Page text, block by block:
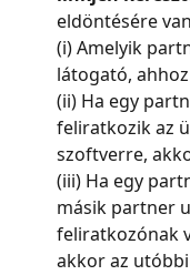
eldöntésére
(i) Amelyik
látogató,
(ii) Ha egy
feliratkozik az
szoftverre,
(iii) Ha egy
másik partner
feliratkozónak
akkor az